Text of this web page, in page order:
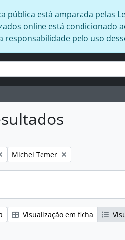
está amparada pelas
online está
responsabilidade pelo uso
Remover filtro:
Michel Temer
Visualização em ficha